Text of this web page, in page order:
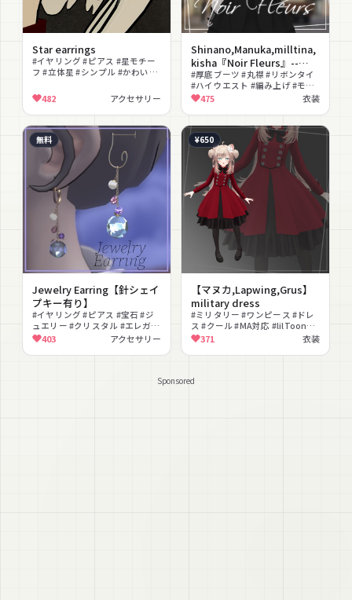
Star earrings
#イヤリング #ピアス #星モチー
フ #立体星 #シンプル #かわいい
料482 アクセサリー
Shinano,Manuka,milltina,
kisha『Noir Fleurs』--
gothic--
#厚底ブーツ #丸襟 #リボンタイ
#ハイウエスト #編み上げ #モノ
トーン
475 衣装
無料
Jewelry Earring【針シェイ
プキー有り】
#イヤリング #ピアス #宝石 #ジ
ュエリー #クリスタル #エレガン
ト #上品 #無料 #色変更可能 #シ
403 アクセサリー
¥650
【マヌカ,Lapwing,Grus】
military dress
#ミリタリー #ワンピース #ドレ
ス #クール #MA対応 #lilToon対
応 #かっこいい #シェイプキー対
371 衣装
Sponsored